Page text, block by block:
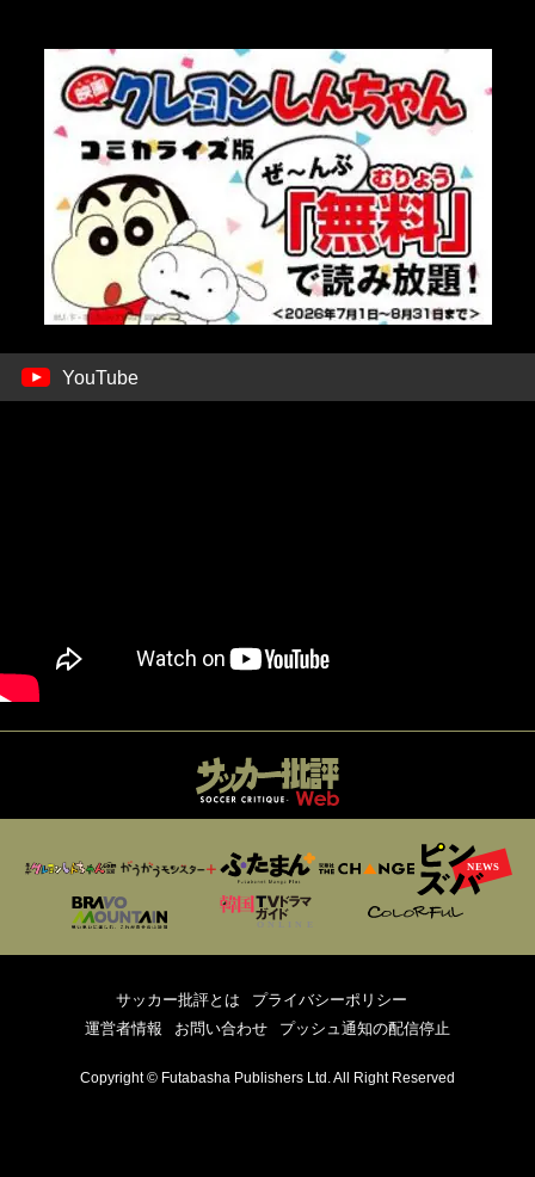
YouTube
サッカー批評とは
プライバシーポリシー
運営者情報
お問い合わせ プッシュ通知の配信停止
Copyright © Futabasha Publishers Ltd. All Right Reserved